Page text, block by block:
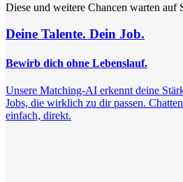
Diese und weitere Chancen warten auf
Deine Talente. Dein Job.
Bewirb dich ohne Lebenslauf.
Unsere Matching-AI erkennt deine
Jobs, die wirklich zu dir passen.
einfach, direkt.